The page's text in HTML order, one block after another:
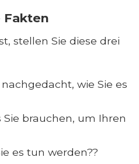
Fakten
stellen Sie diese drei
wie Sie es
Sie brauchen, um Ihren
es tun werden??